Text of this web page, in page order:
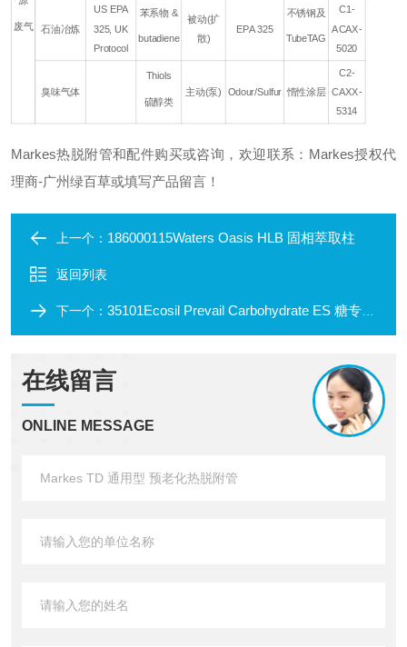
废气 石油冶炼
US EPA
325, UK
Protocol
苯系物 &
butadiene
被动(扩
散)
EPA 325
不锈钢及
TubeTAG
C1-
ACAX-
5020
臭味气体
Thiols
硫醇类
主动(泵) Odour/Sulfur 惰性涂层
C2-
CAXX-
5314
Markes热脱附管和配件购买或咨询，欢迎联系：Markes授权代
理商-广州绿百草或填写产品留言！
上一个： 186000115Waters Oasis HLB 固相萃取柱
返回列表
下一个： 35101Ecosil Prevail Carbohydrate ES 糖专用柱
在线留言
ONLINE MESSAGE